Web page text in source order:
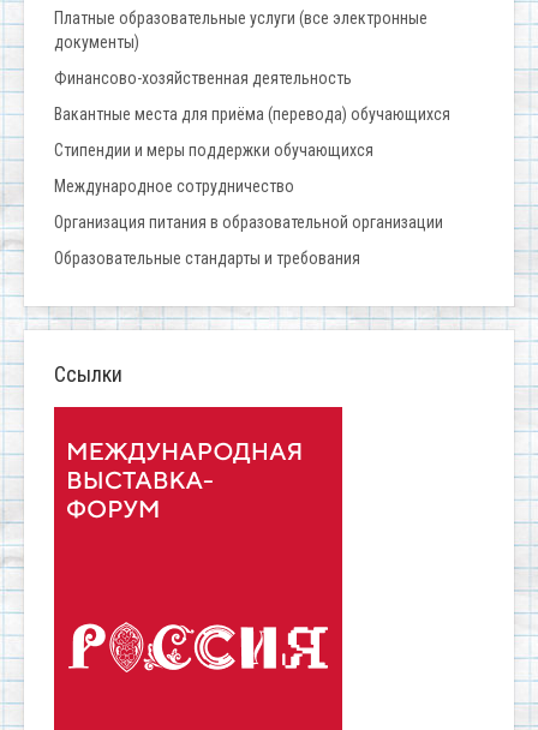
Платные образовательные услуги (все электронные
документы)
Финансово-хозяйственная деятельность
Вакантные места для приёма (перевода) обучающихся
Стипендии и меры поддержки обучающихся
Международное сотрудничество
Организация питания в образовательной организации
Образовательные стандарты и требования
Ссылки